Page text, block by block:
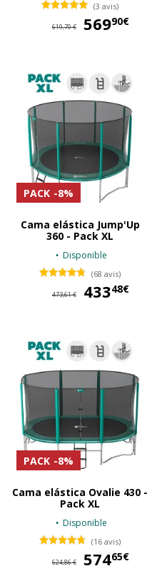
(3 avis)
619,70 € 56990€
PACK -8%
Cama elástica Jump'Up
360 - Pack XL
Disponible
(68 avis)
473,61 € 43348€
PACK -8%
Cama elástica Ovalie 430 -
Pack XL
Disponible
(16 avis)
624,86 € 57465€